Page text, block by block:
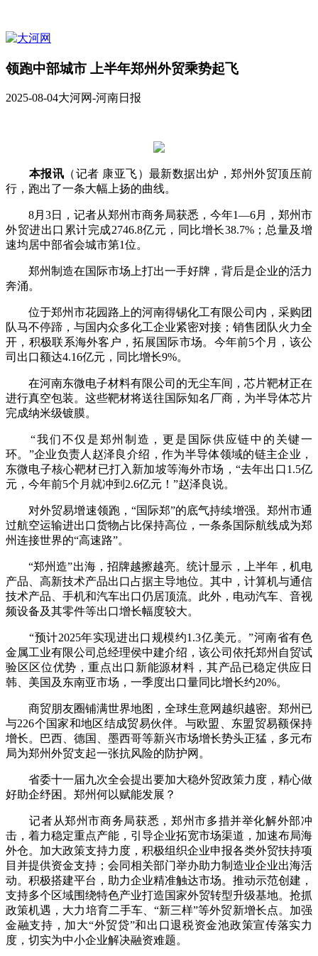
领跑中部城市 上半年郑州外贸乘势起飞
2025-08-04大河网-河南日报
本报讯 （记者 康亚飞）最新数据出炉，郑州外贸顶压前
行，跑出了一条大幅上扬的曲线。
8月3日，记者从郑州市商务局获悉，今年1—6月，郑州市
外贸进出口累计完成2746.8亿元，同比增长38.7%；总量及增
速均居中部省会城市第1位。
郑州制造在国际市场上打出一手好牌，背后是企业的活力
奔涌。
位于郑州市花园路上的河南得锡化工有限公司内，采购团
队马不停蹄，与国内众多化工企业紧密对接；销售团队火力全
开，积极联系海外客户，拓展国际市场。今年前5个月，该公
司出口额达4.16亿元，同比增长9%。
在河南东微电子材料有限公司的无尘车间，芯片靶材正在
进行真空包装。这些靶材将送往国际知名厂商，为半导体芯片
完成纳米级镀膜。
“我们不仅是郑州制造，更是国际供应链中的关键一
环。”企业负责人赵泽良介绍，作为半导体领域的链主企业，
东微电子核心靶材已打入新加坡等海外市场，“去年出口1.5亿
元，今年前5个月就冲到2.6亿元！”赵泽良说。
对外贸易增速领跑，“国际郑”的底气持续增强。郑州市通
过航空运输进出口货物占比保持高位，一条条国际航线成为郑
州连接世界的“高速路”。
“郑州造”出海，招牌越擦越亮。统计显示，上半年，机电
产品、高新技术产品出口占据主导地位。其中，计算机与通信
技术产品、手机和汽车出口仍居顶流。此外，电动汽车、音视
频设备及其零件等出口增长幅度较大。
“预计2025年实现进出口规模约1.3亿美元。”河南省有色
金属工业有限公司总经理侯中建介绍，该公司依托郑州自贸试
验区区位优势，重点出口新能源材料，其产品已稳定供应日
韩、美国及东南亚市场，一季度出口量同比增长约20%。
商贸朋友圈铺满世界地图，全球生意网越织越密。郑州已
与226个国家和地区结成贸易伙伴。与欧盟、东盟贸易额保持
增长。巴西、德国、墨西哥等新兴市场增长势头正猛，多元布
局为郑州外贸支起一张抗风险的防护网。
省委十一届九次全会提出要加大稳外贸政策力度，精心做
好助企纾困。郑州何以赋能发展？
记者从郑州市商务局获悉，郑州市多措并举化解外部冲
击，着力稳定重点产能，引导企业拓宽市场渠道，加速布局海
外仓。加大政策支持力度，积极组织企业申报各类外贸扶持项
目并提供资金支持；会同相关部门举办助力制造业企业出海活
动。积极搭建平台，助力企业精准触达市场。推动示范创建，
支持多个区域围绕特色产业打造国家外贸转型升级基地。抢抓
政策机遇，大力培育二手车、“新三样”等外贸新增长点。加强
金融支持，加大“外贸贷”和出口退税资金池政策宣传落实力
度，切实为中小企业解决融资难题。